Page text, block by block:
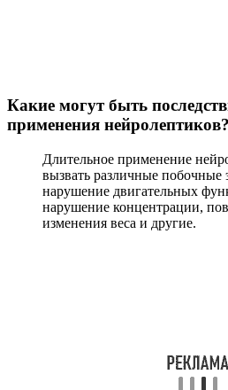
Какие могут быть
применения нейролептиков?
Длительное применение
вызвать различные побочные
нарушение двигательных
нарушение концентрации,
изменения веса и другие.